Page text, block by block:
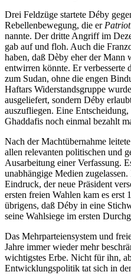
Drei Feldzüge startete Déby
Rebellenbewegung, die er
nannte. Der dritte Angriff im
gab auf und floh. Auch die
haben, daß Dèby eher der Mann
entwirren könnte. Er verbesserte
zum Sudan, ohne die engen
Haftars Widerstandsgruppe
ausgeliefert, sondern Déby
auszufliegen. Eine
Ghaddafis noch einmal bezahlt
Nach der Machtübernahme
allen relevanten politischen und
Ausarbeitung einer Verfassung.
unabhängige Medien
Eindruck, der neue Präsident
ersten freien Wahlen kam es erst
übrigens, daß Déby in eine
seine Wahlsiege im ersten
Das Mehrparteiensystem und
Jahre immer wieder mehr
wichtigstes Erbe. Nicht für ihn,
Entwicklungspolitik tat sich in